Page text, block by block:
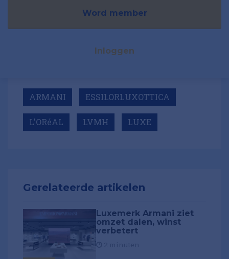
Word member
Inloggen
ARMANI ESSILORLUXOTTICA
L'ORéAL LVMH LUXE
Gerelateerde artikelen
Luxemerk Armani ziet
omzet dalen, winst
verbetert